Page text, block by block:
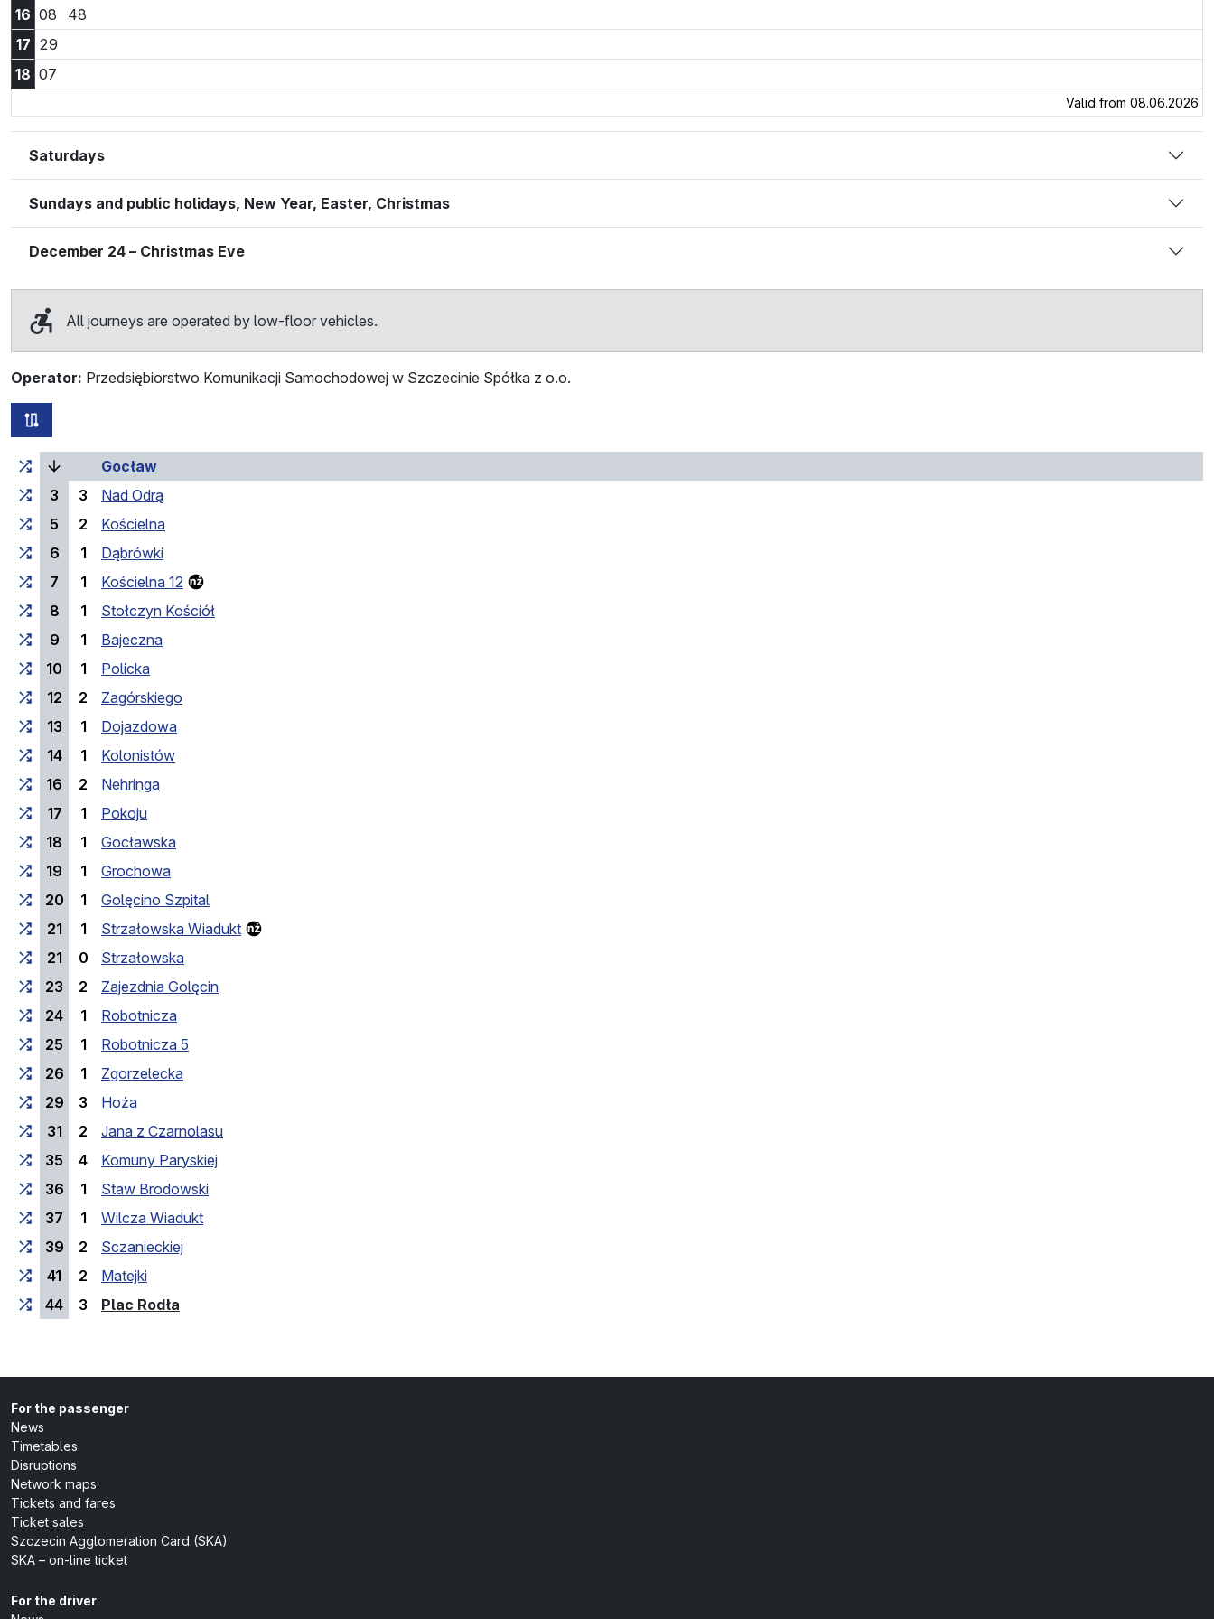
16 08 16:08
48
17 29
18 07
Valid from 08.06.2026
Saturdays
Sundays and public holidays, New Year, Easter, Christmas
December 24 – Christmas Eve
All journeys are operated by low-floor vehicles.
Operator: Przedsiębiorstwo Komunikacji Samochodowej w Szczecinie Spółka z o.o.
Cumulative travel time
Gocław(current stop)
3
3
Nad Odrą
5
2
Kościelna
6
1
Dąbrówki
7
1
Kościelna 12
8
1
Stołczyn Kościół
9
1
Bajeczna
10
1
Policka
12
2
Zagórskiego
13
1
Dojazdowa
14
1
Kolonistów
16
2
Nehringa
17
1
Pokoju
18
1
Gocławska
19
1
Grochowa
20
1
Golęcino Szpital
21
1
Strzałowska Wiadukt
21
0
Strzałowska
23
2
Zajezdnia Golęcin
24
1
Robotnicza
25
1
Robotnicza 5
26
1
Zgorzelecka
29
3
Hoża
31
2
Jana z Czarnolasu
35
4
Komuny Paryskiej
36
1
Staw Brodowski
37
1
Wilcza Wiadukt
39
2
Sczanieckiej
41
2
Matejki
44
3 Plac Rodła
For the passenger
News
Timetables
Disruptions
Network maps
Tickets and fares
Ticket sales
Szczecin Agglomeration Card (SKA)
SKA – on-line ticket
For the driver